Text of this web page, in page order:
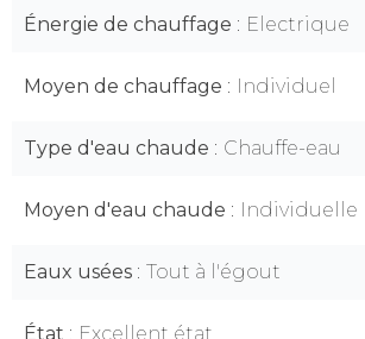
Énergie de chauffage Electrique
Moyen de chauffage Individuel
Type d'eau chaude Chauffe-eau
Moyen d'eau chaude Individuelle
Eaux usées Tout à l'égout
État Excellent état